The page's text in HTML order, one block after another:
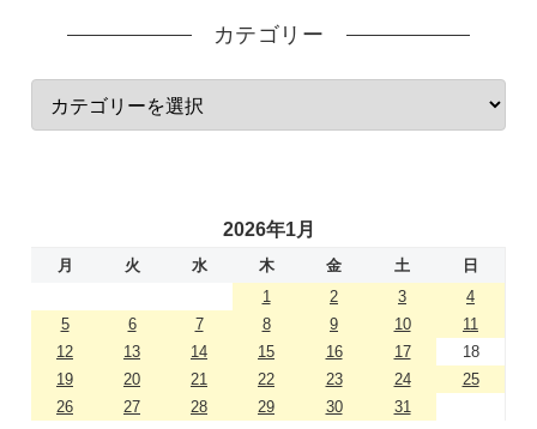
カテゴリー
2026年1月
月 火 水 木 金 土
日
1
2 3
4
5
6 7 8 9 10
11
12
13 14 15 16 17
18
19
20 21 22 23 24
25
26
27 28 29 30 31